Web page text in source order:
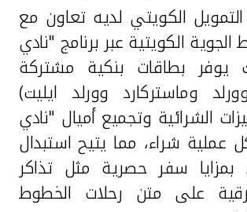
الكويتي لديه تعاون مع
الكويتية عبر برنامج "نادي
يوفر بطاقات بنكية مشتركة
وماستركارد وورلد ايليت)
الشرائية وتجميع أميال "نادي
عملية شراء، مما يتيح استبدال
بمزايا سفر حصرية مثل تذاكر
على متن رحلات الخطوط